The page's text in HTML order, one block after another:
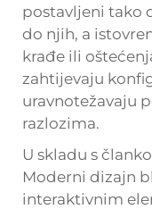
postavljeni tako
do njih, a
krađe ili
zahtijevaju
uravnotežavaju
razlozima.
U skladu s
Moderni dizajn
interaktivnim